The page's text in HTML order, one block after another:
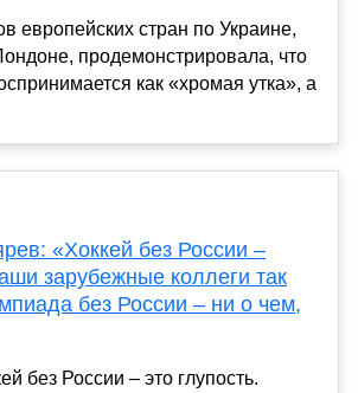
европейских стран по Украине,
продемонстрировала, что
как «хромая утка», а
«Хоккей без России –
зарубежные коллеги так
без России – ни о чем,
без России – это глупость.